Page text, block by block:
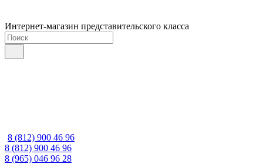
Интернет-магазин представительского класса
8 (812) 900 46 96
8 (812) 900 46 96
8 (965) 046 96 28